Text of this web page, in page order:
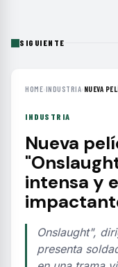
SIGUIENTE
HOME›INDUSTRIA› NUEVA
INDUSTRIA
Nueva
intensa y
Onslaught",
presenta